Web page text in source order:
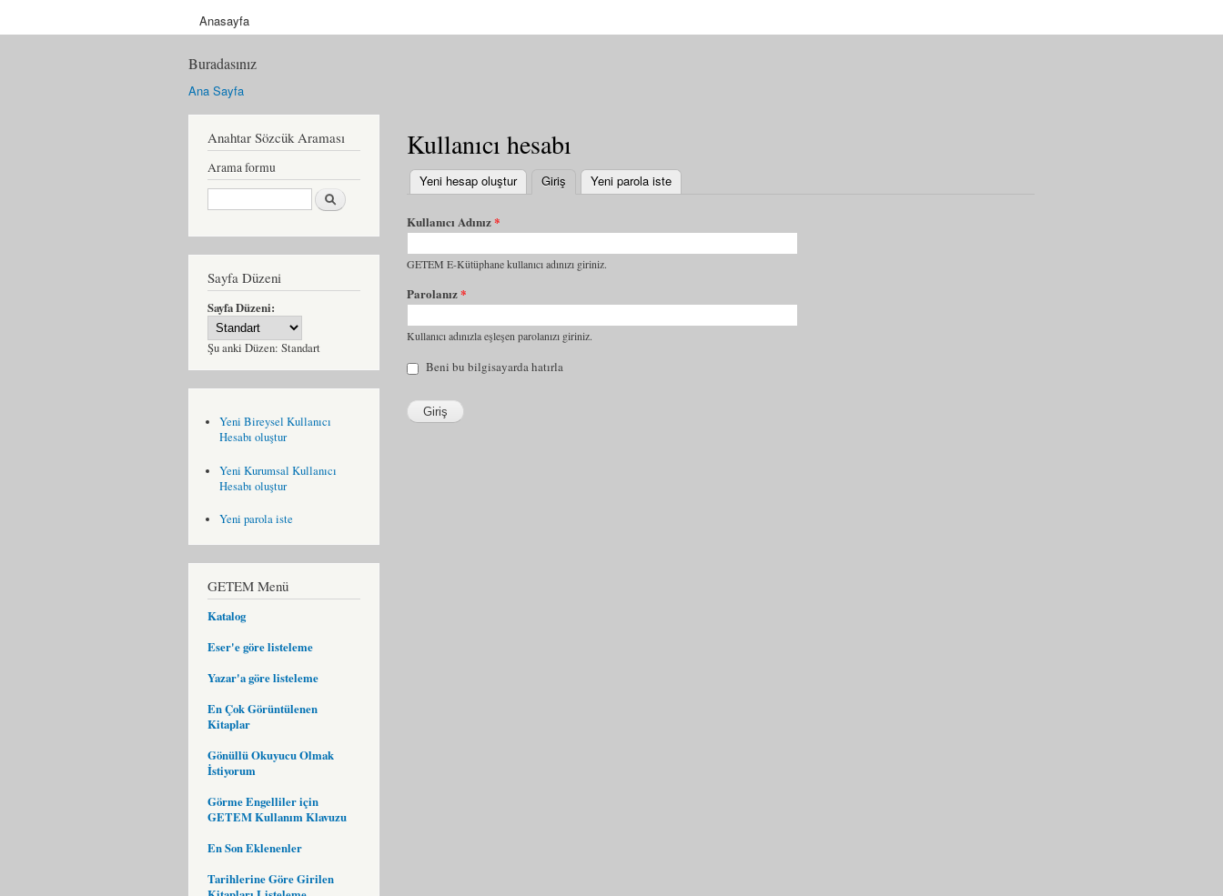
Anasayfa
Buradasınız
Ana Sayfa
Anahtar Sözcük Araması
Arama formu
Ara
Sayfa Düzeni
Sayfa Düzeni:
Şu anki Düzen: Standart
Yeni Bireysel Kullanıcı
Hesabı oluştur
Yeni Kurumsal Kullanıcı
Hesabı oluştur
Yeni parola iste
GETEM Menü
Katalog
Eser'e göre listeleme
Yazar'a göre listeleme
En Çok Görüntülenen
Kitaplar
Gönüllü Okuyucu Olmak
İstiyorum
Görme Engelliler için
GETEM Kullanım Klavuzu
En Son Eklenenler
Tarihlerine Göre Girilen
Kullanıcı hesabı
Yeni hesap oluştur Giriş (etkin sekme)
Yeni parola iste
Kullanıcı Adınız*
GETEM E-Kütüphane kullanıcı adınızı giriniz.
Parolanız*
Kullanıcı adınızla eşleşen parolanızı giriniz.
Beni bu bilgisayarda hatırla